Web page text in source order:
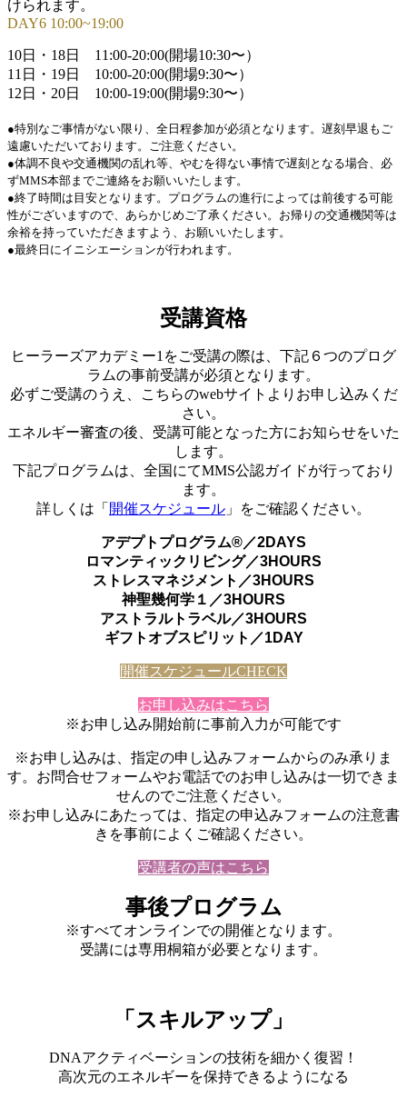
けられます。
DAY6 10:00~19:00
10日・18日 11:00-20:00(開場10:30〜）
11日・19日 10:00-20:00(開場9:30〜）
12日・20日 10:00-19:00(開場9:30〜）
●特別なご事情がない限り、全日程参加が必須となります。遅刻早退もご
遠慮いただいております。ご注意ください。
●体調不良や交通機関の乱れ等、やむを得ない事情で遅刻となる場合、必
ずMMS本部までご連絡をお願いいたします。
●終了時間は目安となります。プログラムの進行によっては前後する可能
性がございますので、あらかじめご了承ください。お帰りの交通機関等は
余裕を持っていただきますよう、お願いいたします。
●最終日にイニシエーションが行われます。
受講資格
ヒーラーズアカデミー1をご受講の際は、下記６つのプログ
ラムの事前受講が必須となります。
必ずご受講のうえ、こちらのwebサイトよりお申し込みくだ
さい。
エネルギー審査の後、受講可能となった方にお知らせをいた
します。
下記プログラムは、全国にてMMS公認ガイドが行っており
ます。
詳しくは「 開催スケジュール 」をご確認ください。
アデプトプログラム®／2DAYS
ロマンティックリビング／3HOURS
ストレスマネジメント／3HOURS
神聖幾何学１／3HOURS
アストラルトラベル／3HOURS
ギフトオブスピリット／1DAY
開催スケジュールCHECK
お申し込みはこちら
※お申し込み開始前に事前入力が可能です
※お申し込みは、指定の申し込みフォームからのみ承りま
す。お問合せフォームやお電話でのお申し込みは一切できま
せんのでご注意ください。
※お申し込みにあたっては、指定の申込みフォームの注意書
きを事前によくご確認ください。
受講者の声はこちら
事後プログラム
※すべてオンラインでの開催となります。
受講には専用桐箱が必要となります。
「スキルアップ」
DNAアクティベーションの技術を細かく復習！
高次元のエネルギーを保持できるようになる